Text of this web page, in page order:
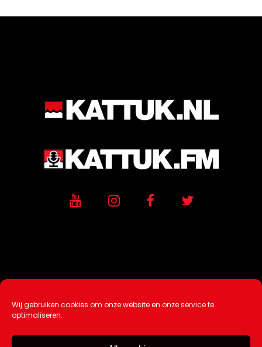
Wij gebruiken cookies om onze website en onze service te
optimaliseren.
Ontwikkeling / Hosting doorAtSea